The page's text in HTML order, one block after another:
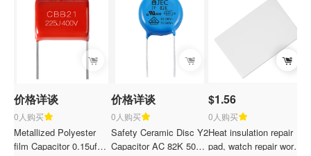
价格详谈
0人购买
Metallized Polyester
film Capacitor 0.15uf
价格详谈
0人购买
Safety Ceramic Disc Y2
Capacitor AC 82K 500V
$1.56
0人购买
Heat insulation repair
pad, watch repair work,